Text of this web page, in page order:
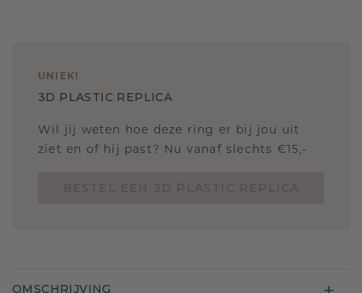
UNIEK!
3D PLASTIC REPLICA
Wil jij weten hoe deze ring er bij jou uit
ziet en of hij past? Nu vanaf slechts €15,-
OMSCHRIJVING